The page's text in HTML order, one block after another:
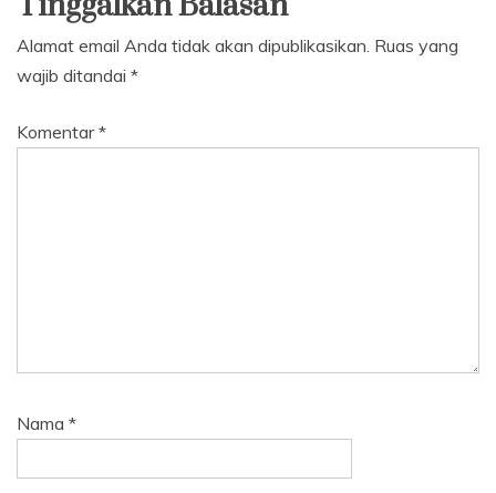
Alamat email Anda tidak akan dipublikasikan. Ruas yang
wajib ditandai *
Komentar*
Nama *